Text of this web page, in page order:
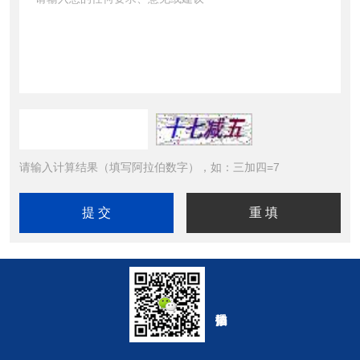
请输入计算结果（填写阿拉伯数字），如：三加四=7